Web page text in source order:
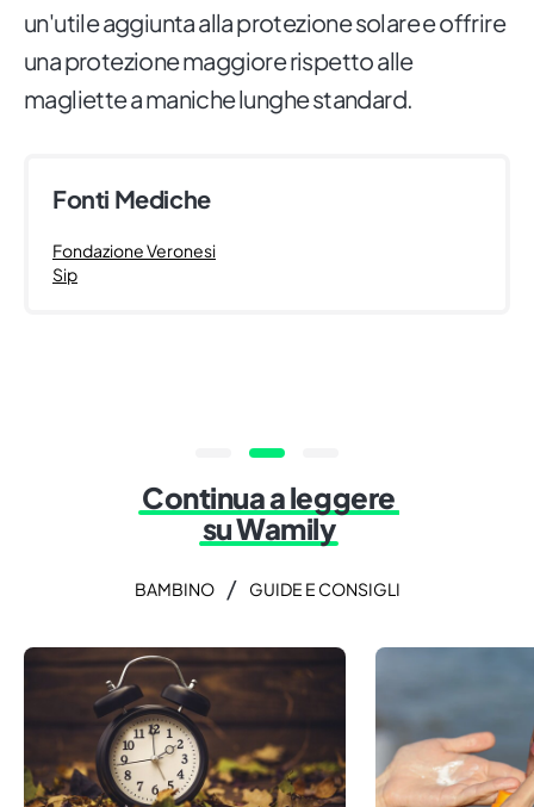
un'utile aggiunta alla protezione solare e offrire
una protezione maggiore rispetto alle
magliette a maniche lunghe standard.
Fonti Mediche
Fondazione Veronesi
Sip
Continua a leggere
su Wamily
BAMBINO / GUIDE E CONSIGLI